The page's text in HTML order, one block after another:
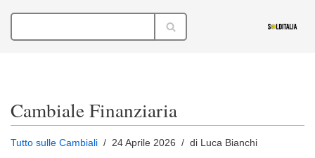
Vai
Cambiale Finanziaria
Tutto sulle Cambiali 24 Aprile 2026 di Luca Bianchi